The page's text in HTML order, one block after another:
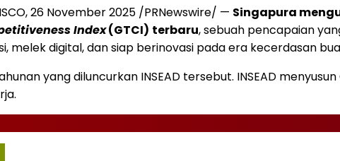
,26 November 2025 /PRNewswire/ — Singapura
Index(GTCI) terbaru, sebuah pencapaian
digital, dan siap berinovasi pada era kecerdasan
yang diluncurkan INSEAD tersebut. INSEAD